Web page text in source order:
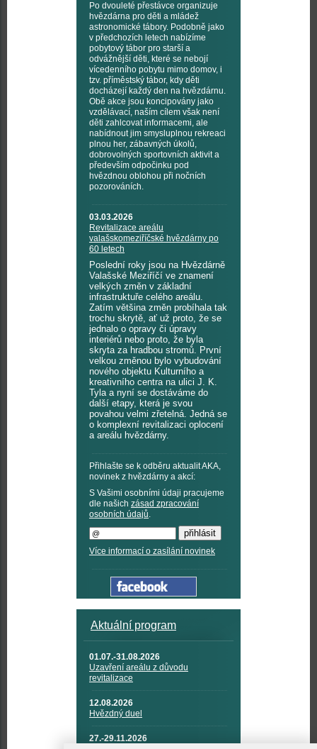
Po dvouleté přestávce organizuje
hvězdárna pro děti a mládež
astronomické tábory. Podobně jako
v předchozích letech nabízíme
pobytový tábor pro starší a
odvážnější děti, které se nebojí
vícedenního pobytu mimo domov, i
tzv. příměstský tábor, kdy děti
docházejí každý den na hvězdárnu.
Obě akce jsou koncipovány jako
vzdělávací, naším cílem však není
děti zahlcovat informacemi, ale
nabídnout jim smysluplnou rekreaci
plnou her, zábavných úkolů,
dobrovolných sportovních aktivit a
především odpočinku pod
hvězdnou oblohou při nočních
pozorováních.
03.03.2026
Revitalizace areálu
valašskomeziříčské hvězdárny po
60 letech
Poslední roky jsou na Hvězdárně
Valašské Meziříčí ve znamení
velkých změn v základní
infrastruktuře celého areálu.
Zatím většina změn probíhala tak
trochu skrytě, ať už proto, že se
jednalo o opravy či úpravy
interiérů nebo proto, že byla
skryta za hradbou stromů. První
velkou změnou bylo vybudování
nového objektu Kulturního a
kreativního centra na ulici J. K.
Tyla a nyní se dostáváme do
další etapy, která je svou
povahou velmi zřetelná. Jedná se
o komplexní revitalizaci oplocení
a areálu hvězdárny.
Přihlašte se k odběru aktualit AKA,
novinek z hvězdárny a akcí:
S Vašimi osobními údaji pracujeme
dle našich zásad zpracování
osobních údajů.
Více informací o zasílání novinek
Aktuální program
01.07.-31.08.2026
Uzavření areálu z důvodu
revitalizace
12.08.2026
Hvězdný duel
27.-29.11.2026